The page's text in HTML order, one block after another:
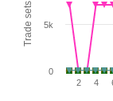
Trade sets
2 4
0
5k